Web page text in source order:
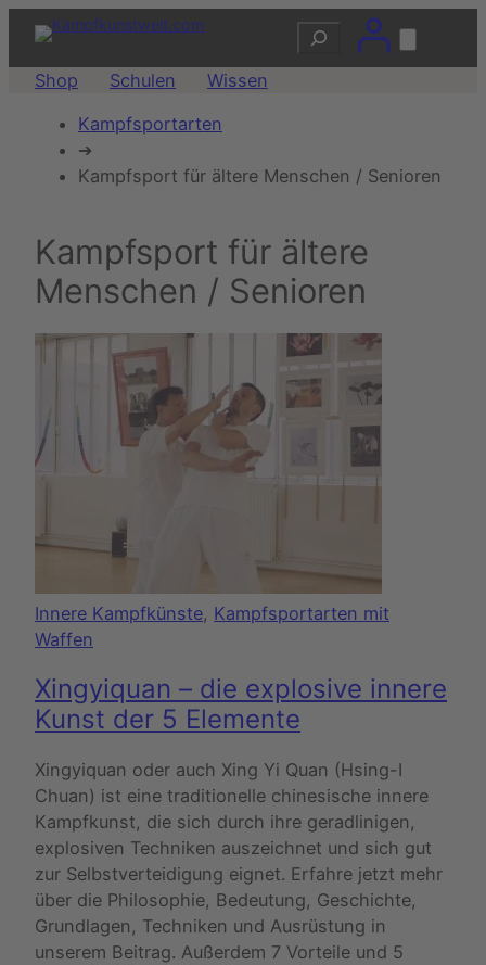
Zum
Inhalt
springen
Suchen
Shop Schulen Wissen
Kampfsportarten
➔
Kampfsport für ältere Menschen / Senioren
Kampfsport für ältere
Menschen / Senioren
Innere Kampfkünste, Kampfsportarten mit
Waffen
Xingyiquan – die explosive innere
Kunst der 5 Elemente
Xingyiquan oder auch Xing Yi Quan (Hsing-I
Chuan) ist eine traditionelle chinesische innere
Kampfkunst, die sich durch ihre geradlinigen,
explosiven Techniken auszeichnet und sich gut
zur Selbstverteidigung eignet. Erfahre jetzt mehr
über die Philosophie, Bedeutung, Geschichte,
Grundlagen, Techniken und Ausrüstung in
unserem Beitrag. Außerdem 7 Vorteile und 5